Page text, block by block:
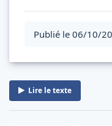
Publié le 06/10/
Lire le texte